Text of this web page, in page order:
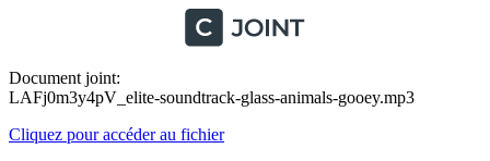
Document joint:
LAFj0m3y4pV_elite-soundtrack-glass-animals-gooey.mp3
Cliquez pour accéder au fichier